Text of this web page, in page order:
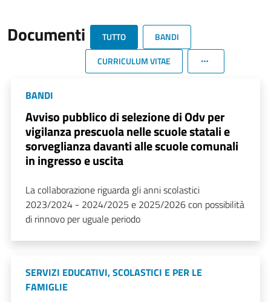
Documenti TUTTO
BANDI
CURRICULUM VITAE
BANDI
Avviso pubblico di selezione di Odv per
vigilanza prescuola nelle scuole statali e
sorveglianza davanti alle scuole comunali
in ingresso e uscita
La collaborazione riguarda gli anni scolastici
2023/2024 - 2024/2025 e 2025/2026 con possibilità
di rinnovo per uguale periodo
SERVIZI EDUCATIVI, SCOLASTICI E PER LE
FAMIGLIE